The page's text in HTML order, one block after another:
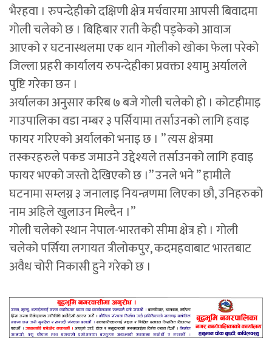
भैरहवा । रुपन्देहीको दक्षिणी क्षेत्र मर्चवारमा आपसी बिवादमा
गोली चलेको छ । बिहिबार राती केही पड्केको आवाज
आएको र घटनास्थलमा एक थान गोलीको खोका फेला परेको
जिल्ला प्रहरी कार्यालय रुपन्देहीका प्रवक्ता श्यामु अर्यालले
पुष्टि गरेका छन ।
अर्यालका अनुसार करिब ७ बजे गोली चलेको हो । कोटहीमाइ
गाउपालिका वडा नम्बर ३ पर्सियामा तर्साउनको लागि हवाइ
फायर गरिएको अर्यालको भनाइ छ । ” त्यस क्षेत्रमा
तस्करहरुले पकड जमाउने उद्देश्यले तर्साउनको लागि हवाइ
फायर भएको जस्तो देखिएको छ ।” उनले भने ” हामीले
घटनामा सम्लग्न ३ जनालाइ नियन्त्रणमा लिएका छौ, उनिहरुको
नाम अहिले खुलाउन मिल्दैन ।”
गोली चलेको स्थान नेपाल-भारतको सीमा क्षेत्र हो । गोली
चलेको पर्सिया लगायत त्रीलोकपुर, कदमहवाबाट भारतबाट
अवैध चोरी निकासी हुने गरेको छ ।